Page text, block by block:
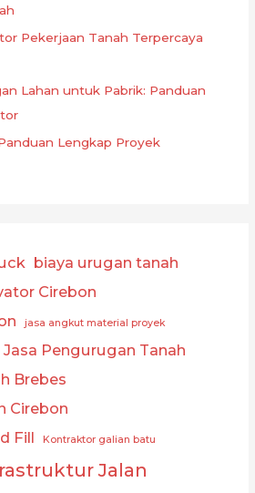
Pekerjaan Tanah Terpercaya
Lahan untuk Pabrik: Panduan
Lengkap Proyek
biaya urugan tanah
Cirebon
jasa angkut material proyek
Jasa Pengurugan Tanah
Brebes
Cirebon
Fill
Kontraktor galian batu
Jalan